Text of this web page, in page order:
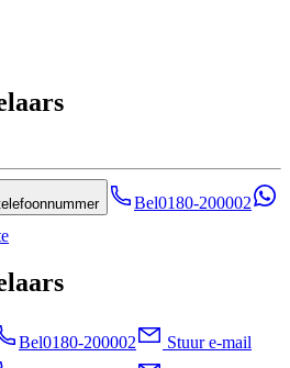
Bel0180-200002
Bel0180-200002 Stuur e-mail